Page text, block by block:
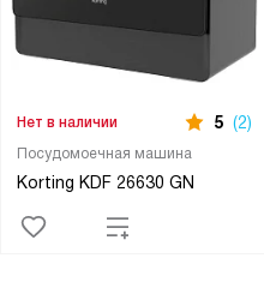
Посудомоечная машина
Korting KDF 26630 GN
Нет в наличии 5 (2)